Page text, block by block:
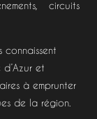
circuits
connaissent
et
à emprunter
de la région.